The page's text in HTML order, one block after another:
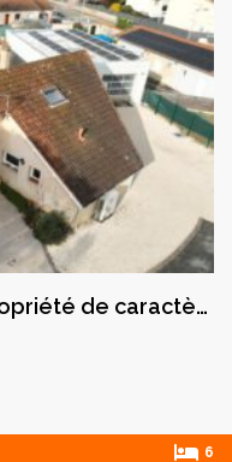
À vendre en exclusivité – Propriété de caractère – Montrond-les-Bains
6